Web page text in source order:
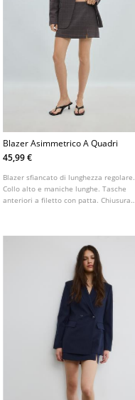
Blazer Asimmetrico A Quadri
45,99 €
Blazer sfiancato di lunghezza regolare.
Collo alto e maniche lunghe. Tasche
anteriori a filetto con patta. Chiusura